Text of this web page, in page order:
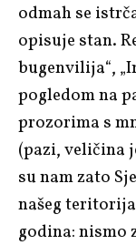
odmah se
opisuje stan.
bugenvilija“,
pogledom na
prozorima s
(pazi, veličina
su nam zato
našeg
godina: